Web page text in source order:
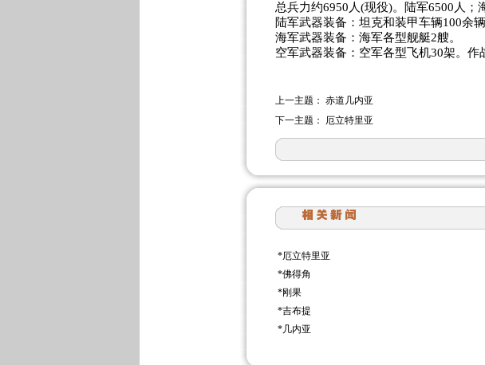
总兵力约6950人(现役)。陆军6500人；
陆军武器装备：坦克和装甲车辆100余
海军武器装备：海军各型舰艇2艘。
空军武器装备：空军各型飞机30架。作
上一主题： 赤道几内亚
下一主题：
厄立特里亚
*厄立特里亚
*佛得角
*刚果
*吉布提
*几内亚